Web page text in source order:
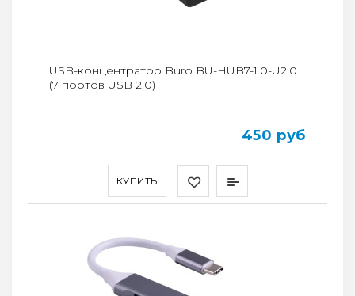
КУПИТЬ
USB-концентратор Buro BU-HUB7-1.0-U2.0
(7 портов USB 2.0)
450 руб